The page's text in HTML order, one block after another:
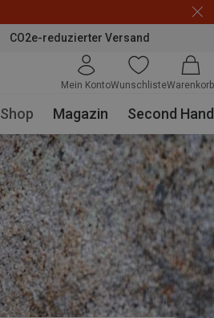
CO2e-reduzierter Versand
Mein KontoWunschlisteWarenkorb
Shop Magazin Second Hand